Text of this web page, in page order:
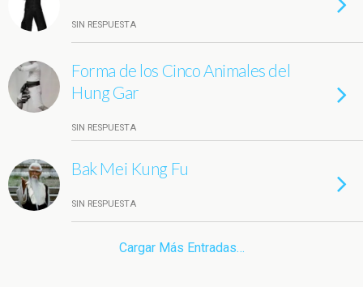
SIN RESPUESTA
Forma de los Cinco Animales del
Hung Gar
SIN RESPUESTA
Bak Mei Kung Fu
SIN RESPUESTA
Cargar Más Entradas…